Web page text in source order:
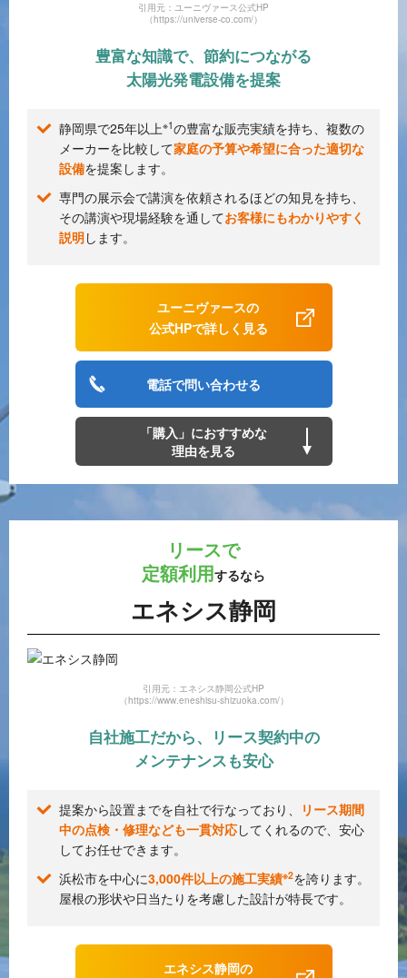
引用元：ユーニヴァース公式HP
（https://universe-co.com/）
豊富な知識で、節約につながる
太陽光発電設備を提案
静岡県で25年以上※1の豊富な販売実績を持ち、複数の
メーカーを比較して家庭の予算や希望に合った適切な
設備を提案します。
専門の展示会で講演を依頼されるほどの知見を持ち、
その講演や現場経験を通してお客様にもわかりやすく
説明します。
ユーニヴァースの
公式HPで詳しく見る
電話で問い合わせる
「購入」におすすめな
理由を見る
リースで
定額利用するなら
エネシス静岡
引用元：エネシス静岡公式HP
（https://www.eneshisu-shizuoka.com/）
自社施工だから、リース契約中の
メンテナンスも安心
提案から設置までを自社で行なっており、
リース期間
中の点検・修理なども一貫対応してくれるので、安心
してお任せできます。
浜松市を中心に3,000件以上の施工実績※2を誇ります。
屋根の形状や日当たりを考慮した設計が特長です。
エネシス静岡の